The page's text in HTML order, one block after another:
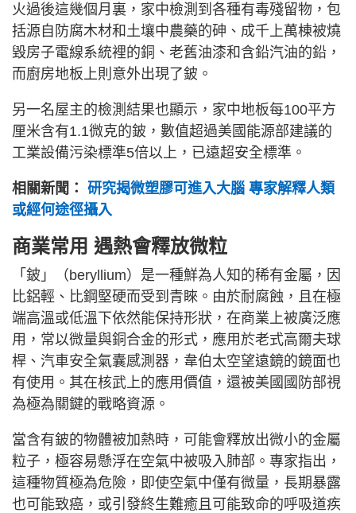
火過後這幾個月裏，家中檢測到各種有毒殘留物，包
括源自防腐木材和土壤中農藥的砷、成千上萬棟被燒
毀房子電線系統裡的銅、老舊油漆和含鉛汽油的鉛，
而廚房地板上則意外出現了鈹。
另一名屋主的檢測結果也顯示，家中地板每100平方
厘米含有1.1微克的鈹，數值超過美國能源部建議的
工業設備污染標準5倍以上，已遠超安全標準。
相關新聞： 研究揭微塑膠可進入大腦 專家解釋人類
或經何途徑攝入
商業常用 遇熱會釋放微粒
「鈹」（beryllium）是一種鮮為人知的稀有金屬，因
比鋁輕、比鋼堅硬而受到青睞。由於耐腐蝕，且在極
端高溫或低溫下依然能保持形狀，在商業上被廣泛應
用，常以微量與銅合金的形式，應用於老式高爾夫球
桿、汽車安全氣囊感測器，韋伯太空望遠鏡的鏡面也
有使用。其在核武上的應用價值，還被美國國防部視
為極為關鍵的戰略資源。
當含有鈹的物體被加熱時，可能會釋放出微小的金屬
粒子，極容易懸浮在空氣中被吸入肺部。專家指出，
這種物質極為危險，即使空氣中僅有微量，長期暴露
也可能致癌，或引發終生難癒且可能致命的呼吸道疾